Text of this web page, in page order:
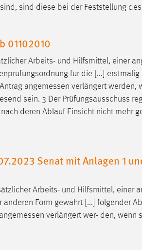
sind diese bei der Feststellung des
01102010
Arbeits- und Hilfsmittel, einer
für die [...]
angemessen verlängert werden,
sein. 3 Der Prüfungsausschuss
nach deren Ablauf Einsicht nicht mehr
Senat mit Anlagen 1
Arbeits- und Hilfsmittel, einer
Form gewährt [...] folgender
angemessen verlängert wer- den, wenn